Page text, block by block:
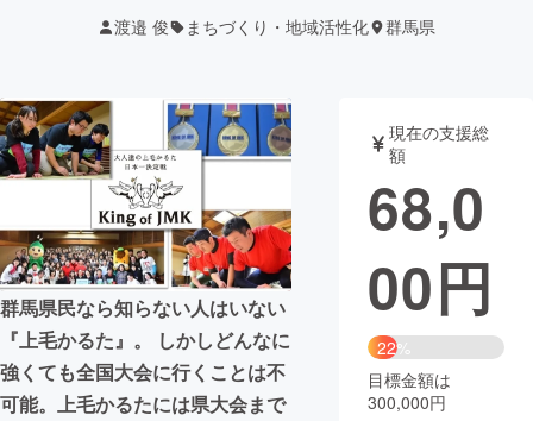
注目のリ
ターン
ジェクト
募集終了が近いプ
ロジェクト
されます
アート・写真 音楽
テクノロジー・ガジェット ゲーム・
映像・映画 書籍・雑誌
ビジネス・起業 チャレンジ
まちづくり・地域活性化
渡邉 俊 まちづくり・地域活性化 群馬県
群馬県民なら知らない人はいない
『上毛かるた』。 しかしどんなに
強くても全国大会に行くことは不
可能。上毛かるたには県大会まで
現在の支援総
額
68,0
00円
22%
目標金額は
300,000円